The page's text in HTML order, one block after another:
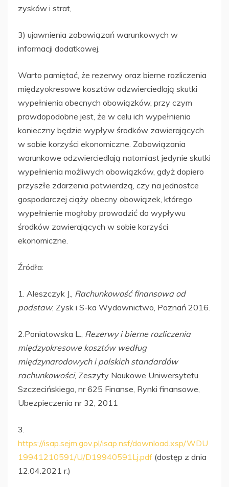
zysków i strat,
3) ujawnienia zobowiązań warunkowych w
informacji dodatkowej.
Warto pamiętać, że rezerwy oraz bierne rozliczenia
międzyokresowe kosztów odzwierciedlają skutki
wypełnienia obecnych obowiązków, przy czym
prawdopodobne jest, że w celu ich wypełnienia
konieczny będzie wypływ środków zawierających
w sobie korzyści ekonomiczne. Zobowiązania
warunkowe odzwierciedlają natomiast jedynie skutki
wypełnienia możliwych obowiązków, gdyż dopiero
przyszłe zdarzenia potwierdzą, czy na jednostce
gospodarczej ciąży obecny obowiązek, którego
wypełnienie mogłoby prowadzić do wypływu
środków zawierających w sobie korzyści
ekonomiczne.
Źródła:
1. Aleszczyk J., Rachunkowość finansowa od
podstaw, Zysk i S-ka Wydawnictwo, Poznań 2016.
2.Poniatowska L., Rezerwy i bierne rozliczenia
międzyokresowe kosztów według
międzynarodowych i polskich standardów
rachunkowości, Zeszyty Naukowe Uniwersytetu
Szczecińskiego, nr 625 Finanse, Rynki finansowe,
Ubezpieczenia nr 32, 2011
3.
https://isap.sejm.gov.pl/isap.nsf/download.xsp/WDU
19941210591/U/D19940591Lj.pdf (dostęp z dnia
12.04.2021 r.)